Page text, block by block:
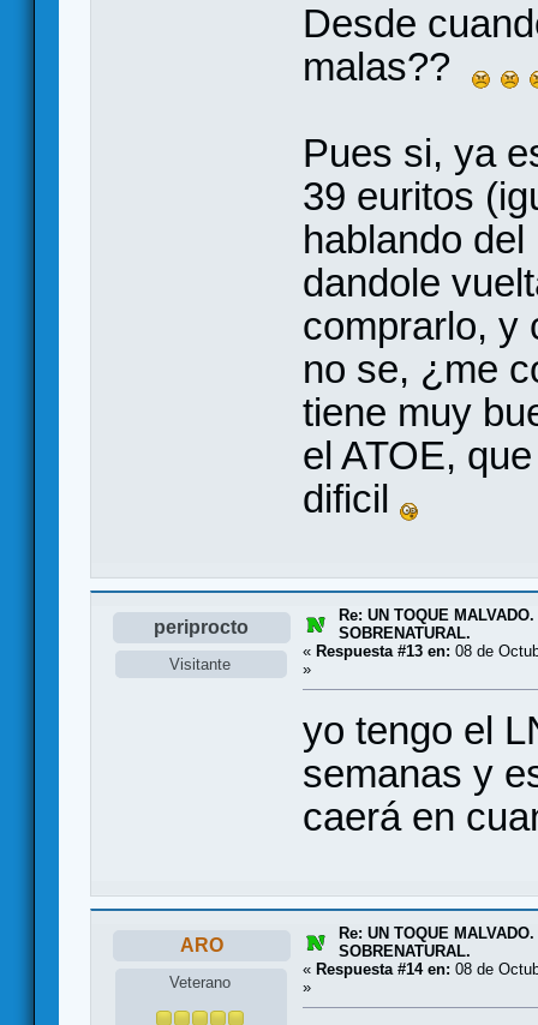
Desde
malas??
Pues si, ya
39 euritos
hablando
dandole
comprarlo, y
no se, ¿me
tiene muy
el ATOE,
dificil
periprocto
Visitante
Re: UN TOQUE
SOBRENATURAL.
« Respuesta #13 en: 08 de
»
yo tengo el
semanas y
caerá en
ARO
Veterano
Re: UN TOQUE
SOBRENATURAL.
« Respuesta #14 en: 08 de
»